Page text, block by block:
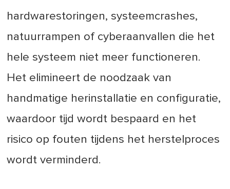
hardwarestoringen, systeemcrashes,
natuurrampen of cyberaanvallen die het
hele systeem niet meer functioneren.
Het elimineert de noodzaak van
handmatige herinstallatie en configuratie,
waardoor tijd wordt bespaard en het
risico op fouten tijdens het herstelproces
wordt verminderd.